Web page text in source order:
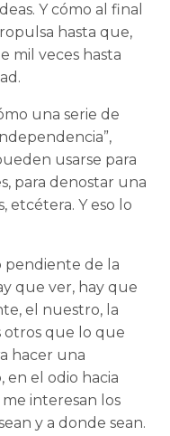
Y cómo al final
hasta que,
mil veces hasta
una serie de
usarse para
para denostar una
etcétera. Y eso lo
pendiente de la
que ver, hay que
el nuestro, la
otros que lo que
hacer una
en el odio hacia
interesan los
y a donde sean.